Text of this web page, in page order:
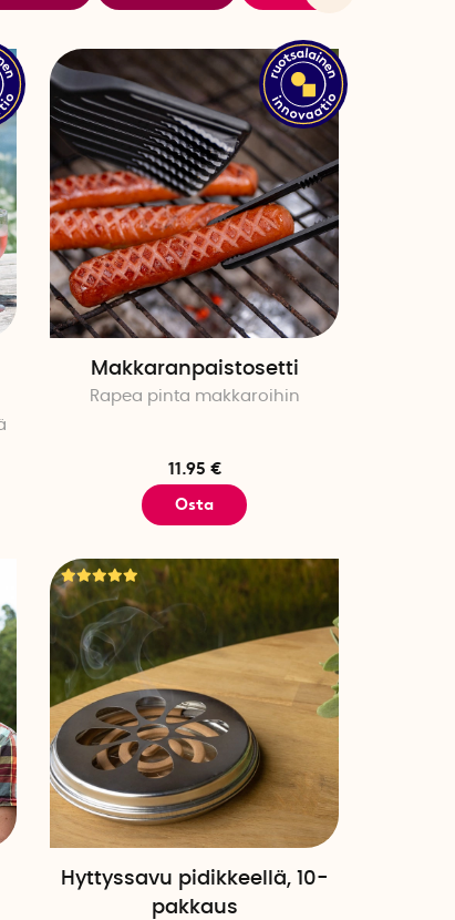
Alin hinta
Korkein hinta
Julkistamispäivä
Makkaranpaistosetti
Rapea pinta makkaroihin
11.95 €
Osta
Hyttyssavu pidikkeellä, 10-
pakkaus